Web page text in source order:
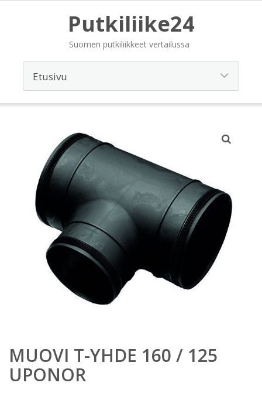
Putkiliike24
Suomen putkiliikkeet vertailussa
MUOVI T-YHDE 160 / 125
UPONOR